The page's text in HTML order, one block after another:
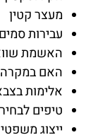
מעצר קטין
עבירות
האשמת
האם במקרה
אלימות
טיפים
ייצוג